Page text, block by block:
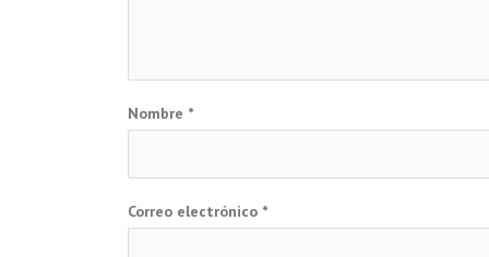
Nombre *
Correo electrónico *